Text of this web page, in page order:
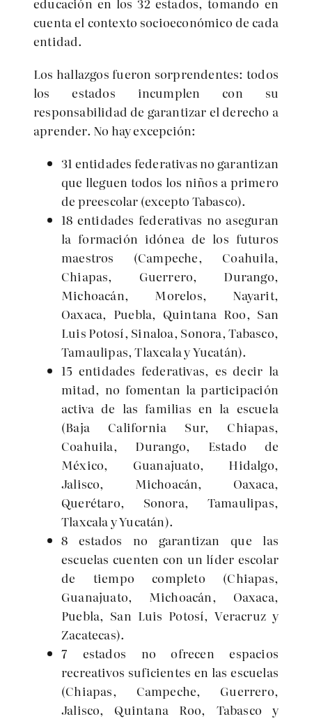
cuenta el contexto socioeconómico de cada
entidad.
Los hallazgos fueron sorprendentes: todos
los estados incumplen con su
responsabilidad de garantizar el derecho a
aprender. No hay excepción:
31 entidades federativas no garantizan
que lleguen todos los niños a primero
de preescolar (excepto Tabasco).
18 entidades federativas no aseguran
la formación idónea de los futuros
maestros (Campeche, Coahuila,
Chiapas, Guerrero, Durango,
Michoacán, Morelos, Nayarit,
Oaxaca, Puebla, Quintana Roo, San
Luis Potosí, Sinaloa, Sonora, Tabasco,
Tamaulipas, Tlaxcala y Yucatán).
15 entidades federativas, es decir la
mitad, no fomentan la participación
activa de las familias en la escuela
(Baja California Sur, Chiapas,
Coahuila, Durango, Estado de
México, Guanajuato, Hidalgo,
Jalisco, Michoacán, Oaxaca,
Querétaro, Sonora, Tamaulipas,
Tlaxcala y Yucatán).
8 estados no garantizan que las
escuelas cuenten con un líder escolar
de tiempo completo (Chiapas,
Guanajuato, Michoacán, Oaxaca,
Puebla, San Luis Potosí, Veracruz y
Zacatecas).
7 estados no ofrecen espacios
recreativos suficientes en las escuelas
(Chiapas, Campeche, Guerrero,
Jalisco, Quintana Roo, Tabasco y